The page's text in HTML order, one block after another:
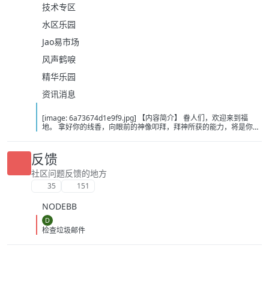
技术专区
水区乐园
Jao易市场
风声鹤唳
精华乐园
资讯消息
[image: 6a73674d1e9f9.jpg] 【内容简介】 眷人们，欢迎来到福
地。 拿好你的线香，向眼前的神像叩拜，拜神所获的能力，将是你们
悲剧轮回…… 【作者简介】 作者：幻梦猎人，起点中文网作者，代表
作品：《灾厄收容所》《诡异分解指南》《天灾疯人院》《基因收容
所》等 【下载地址】 百度：
https://pan.baidu.com/s/1CTpsB1_Ju5NwzAhO0MvwZQ?pwd=9a1v
夸克：https://pan.quark.cn/s/ffe07719ebb3?pwd=aUYh 移动：
反馈
社区问题反馈的地方
35 151
NODEBB
D
检查垃圾邮件